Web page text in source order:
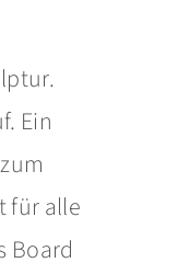
Ein
für alle
Board